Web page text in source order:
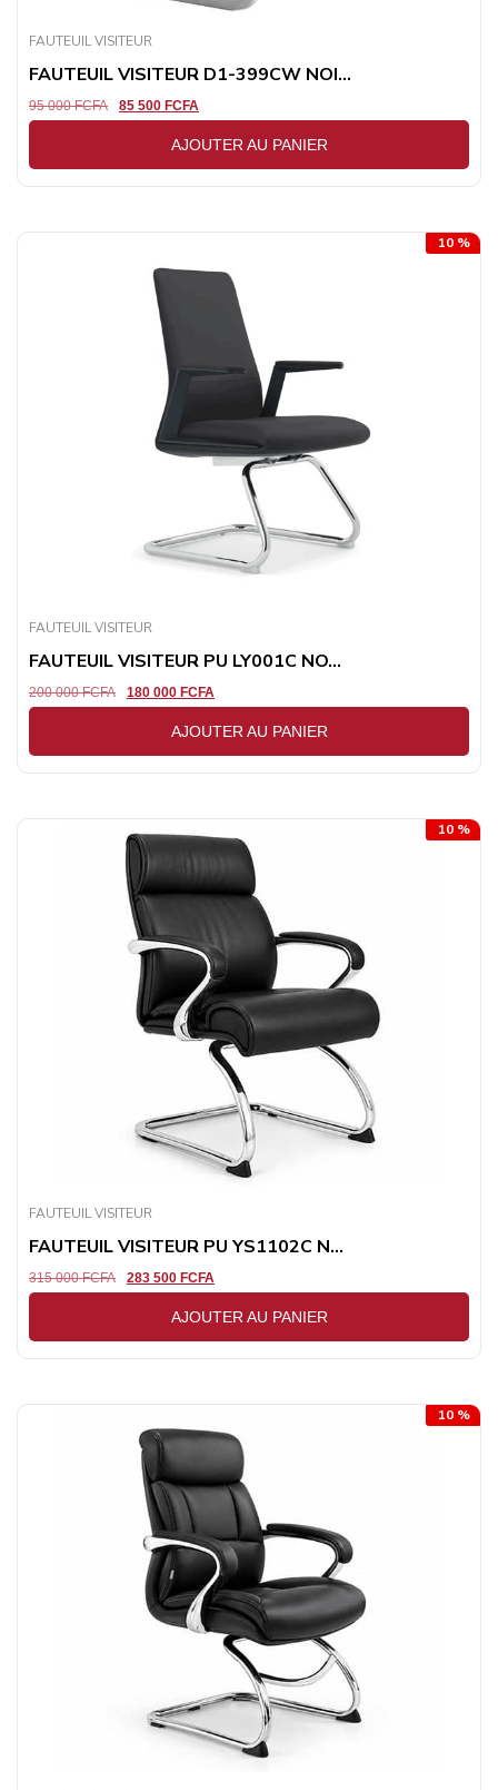
FAUTEUIL VISITEUR
FAUTEUIL VISITEUR D1-399CW NOI...
95 000FCFA 85 500 FCFA
AJOUTER AU PANIER
10 %
FAUTEUIL VISITEUR
FAUTEUIL VISITEUR PU LY001C NO...
200 000FCFA 180 000 FCFA
AJOUTER AU PANIER
10 %
FAUTEUIL VISITEUR
FAUTEUIL VISITEUR PU YS1102C N...
315 000FCFA 283 500 FCFA
AJOUTER AU PANIER
10 %